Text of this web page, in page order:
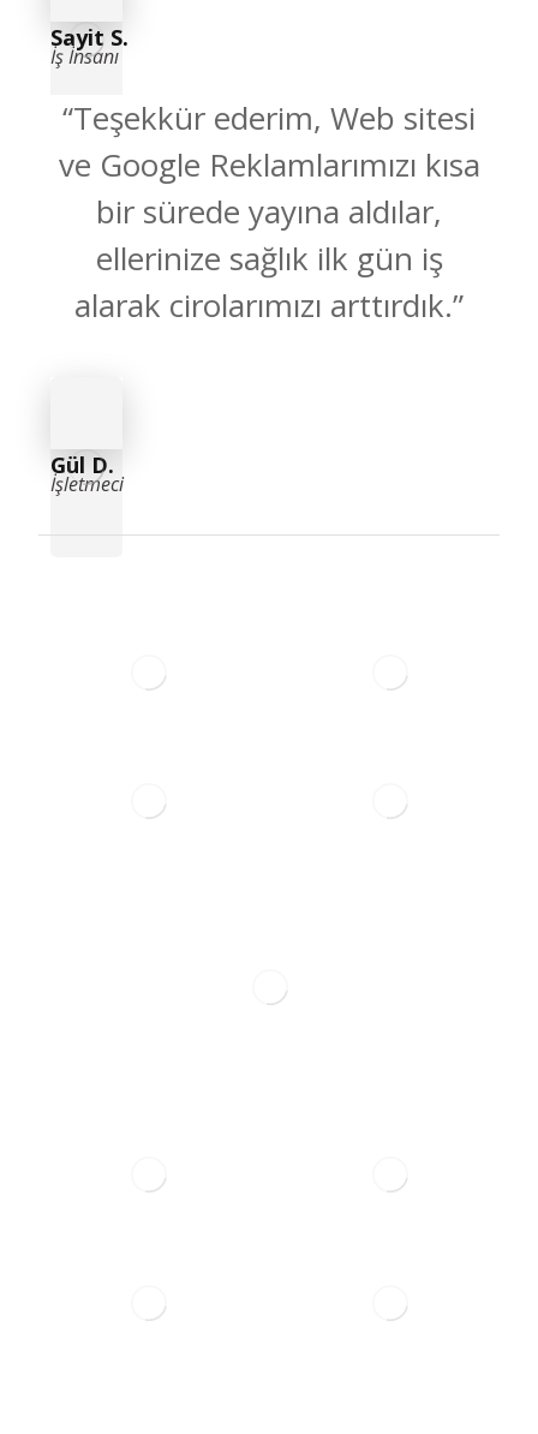
Sayit S.
İş İnsanı
“Teşekkür ederim, Web sitesi
ve Google Reklamlarımızı kısa
bir sürede yayına aldılar,
ellerinize sağlık ilk gün iş
alarak cirolarımızı arttırdık.”
Gül D.
İşletmeci